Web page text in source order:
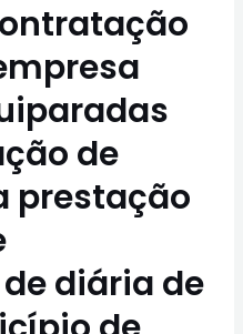
de
prestação
diária de